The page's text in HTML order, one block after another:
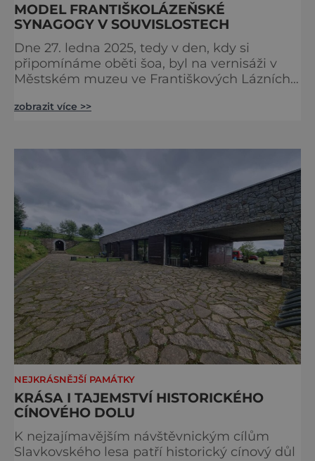
MODEL FRANTIŠKOLÁZEŇSKÉ
SYNAGOGY V SOUVISLOSTECH
Dne 27. ledna 2025, tedy v den, kdy si
připomínáme oběti šoa, byl na vernisáži v
Městském muzeu ve Františkových Lázních
nacisty zničena v roce 1938. Do lázeňského
některé události spojené s touto významnou
zobrazit více >>
NEJKRÁSNĚJŠÍ PAMÁTKY
KRÁSA I TAJEMSTVÍ HISTORICKÉHO
CÍNOVÉHO DOLU
K nejzajímavějším návštěvnickým cílům
Slavkovského lesa patří historický cínový důl